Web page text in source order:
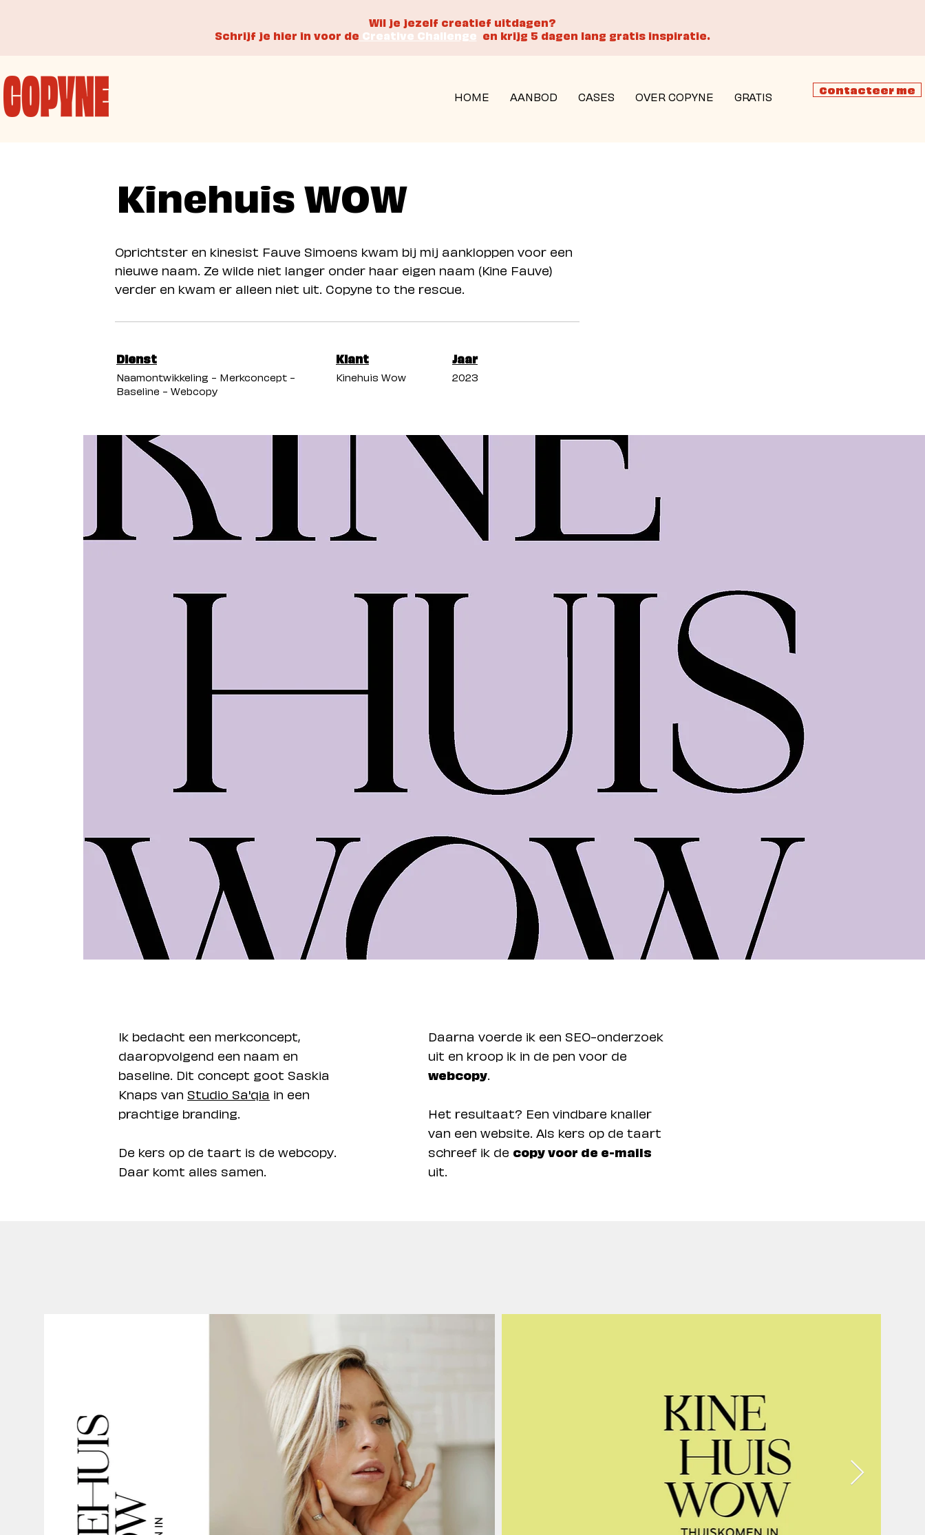
Wil je jezelf creatief uitdagen?
Schrijf je hier in voor de Creative Challenge en krijg 5 dagen lang gratis inspiratie.
HOME AANBOD CASES OVER COPYNE GRATIS Contacteer me
Kinehuis WOW
Oprichtster en kinesist Fauve Simoens kwam bij mij aankloppen voor een
nieuwe naam. Ze wilde niet langer onder haar eigen naam (Kine Fauve)
verder en kwam er alleen niet uit. Copyne to the rescue.
Dienst
Naamontwikkeling - Merkconcept -
Baseline - Webcopy
Klant
Kinehuis Wow
Jaar
2023
Ik bedacht een merkconcept,
daaropvolgend een naam en
baseline. Dit concept goot Saskia
Knaps van Studio Sa'qia in een
prachtige branding.
De kers op de taart is de webcopy.
Daar komt alles samen.
Daarna voerde ik een SEO-onderzoek
uit en kroop ik in de pen voor de
webcopy.
Het resultaat? Een vindbare knaller
van een website. Als kers op de taart
schreef ik de copy voor de e-mails
uit.